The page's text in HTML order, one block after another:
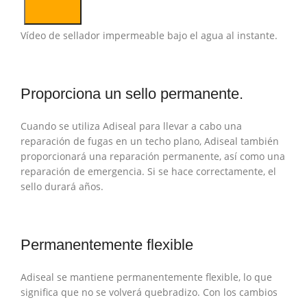
Vídeo de sellador impermeable bajo el agua al instante.
Proporciona un sello permanente.
Cuando se utiliza Adiseal para llevar a cabo una
reparación de fugas en un techo plano, Adiseal también
proporcionará una reparación permanente, así como una
reparación de emergencia. Si se hace correctamente, el
sello durará años.
Permanentemente flexible
Adiseal se mantiene permanentemente flexible, lo que
significa que no se volverá quebradizo. Con los cambios